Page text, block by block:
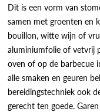
Dit is een vorm van
samen met groenten en
bouillon, witte wijn of
aluminiumfolie of vetvrij
oven of op de barbecue
alle smaken en geuren
bereidingstechniek ook
gerecht ten goede.